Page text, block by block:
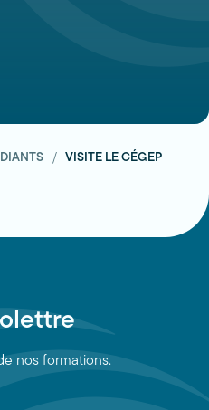
VISITE LE CÉGEP
nos formations.